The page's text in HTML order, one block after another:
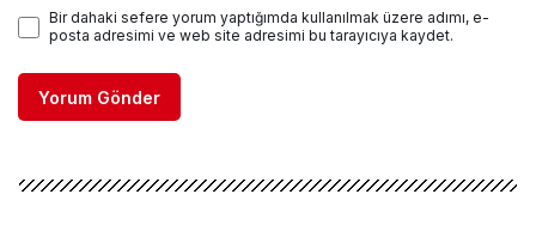
Bir dahaki sefere yorum yaptığımda kullanılmak üzere adımı, e-
posta adresimi ve web site adresimi bu tarayıcıya kaydet.
Yorum Gönder